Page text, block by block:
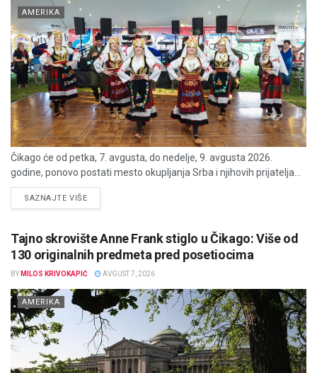
AMERIKA
Čikago će od petka, 7. avgusta, do nedelje, 9. avgusta 2026.
godine, ponovo postati mesto okupljanja Srba i njihovih prijatelja...
SAZNAJTE VIŠEDETAILS
Tajno skrovište Anne Frank stiglo u Čikago: Više od
130 originalnih predmeta pred posetiocima
BY MILOS KRIVOKAPIĆ AVGUST 7, 2026
AMERIKA